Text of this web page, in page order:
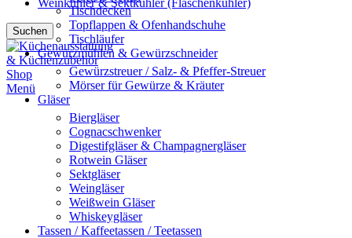
Weinkühler & Sektkühler (Flaschenkühler)
Suchen
Menü
Tischdecken
Topflappen & Ofenhandschuhe
Tischläufer
Gewürzmühlen & Gewürzschneider
Gewürzstreuer / Salz- & Pfeffer-Streuer
Mörser für Gewürze & Kräuter
Gläser
Biergläser
Cognacschwenker
Digestifgläser & Champagnergläser
Rotwein Gläser
Sektgläser
Weingläser
Weißwein Gläser
Whiskeygläser
Tassen / Kaffeetassen / Teetassen